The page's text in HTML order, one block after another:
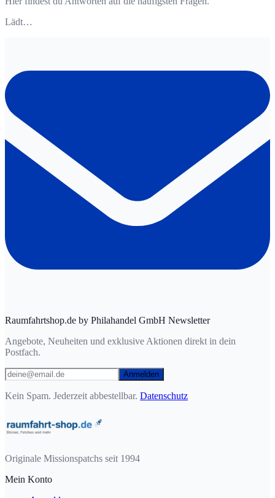
Lädt…
Raumfahrtshop.de by Philahandel GmbH Newsletter
Angebote, Neuheiten und exklusive Aktionen direkt in dein
Postfach.
Anmelden
Kein Spam. Jederzeit abbestellbar. Datenschutz
Originale Missionspatchs seit 1994
Mein Konto